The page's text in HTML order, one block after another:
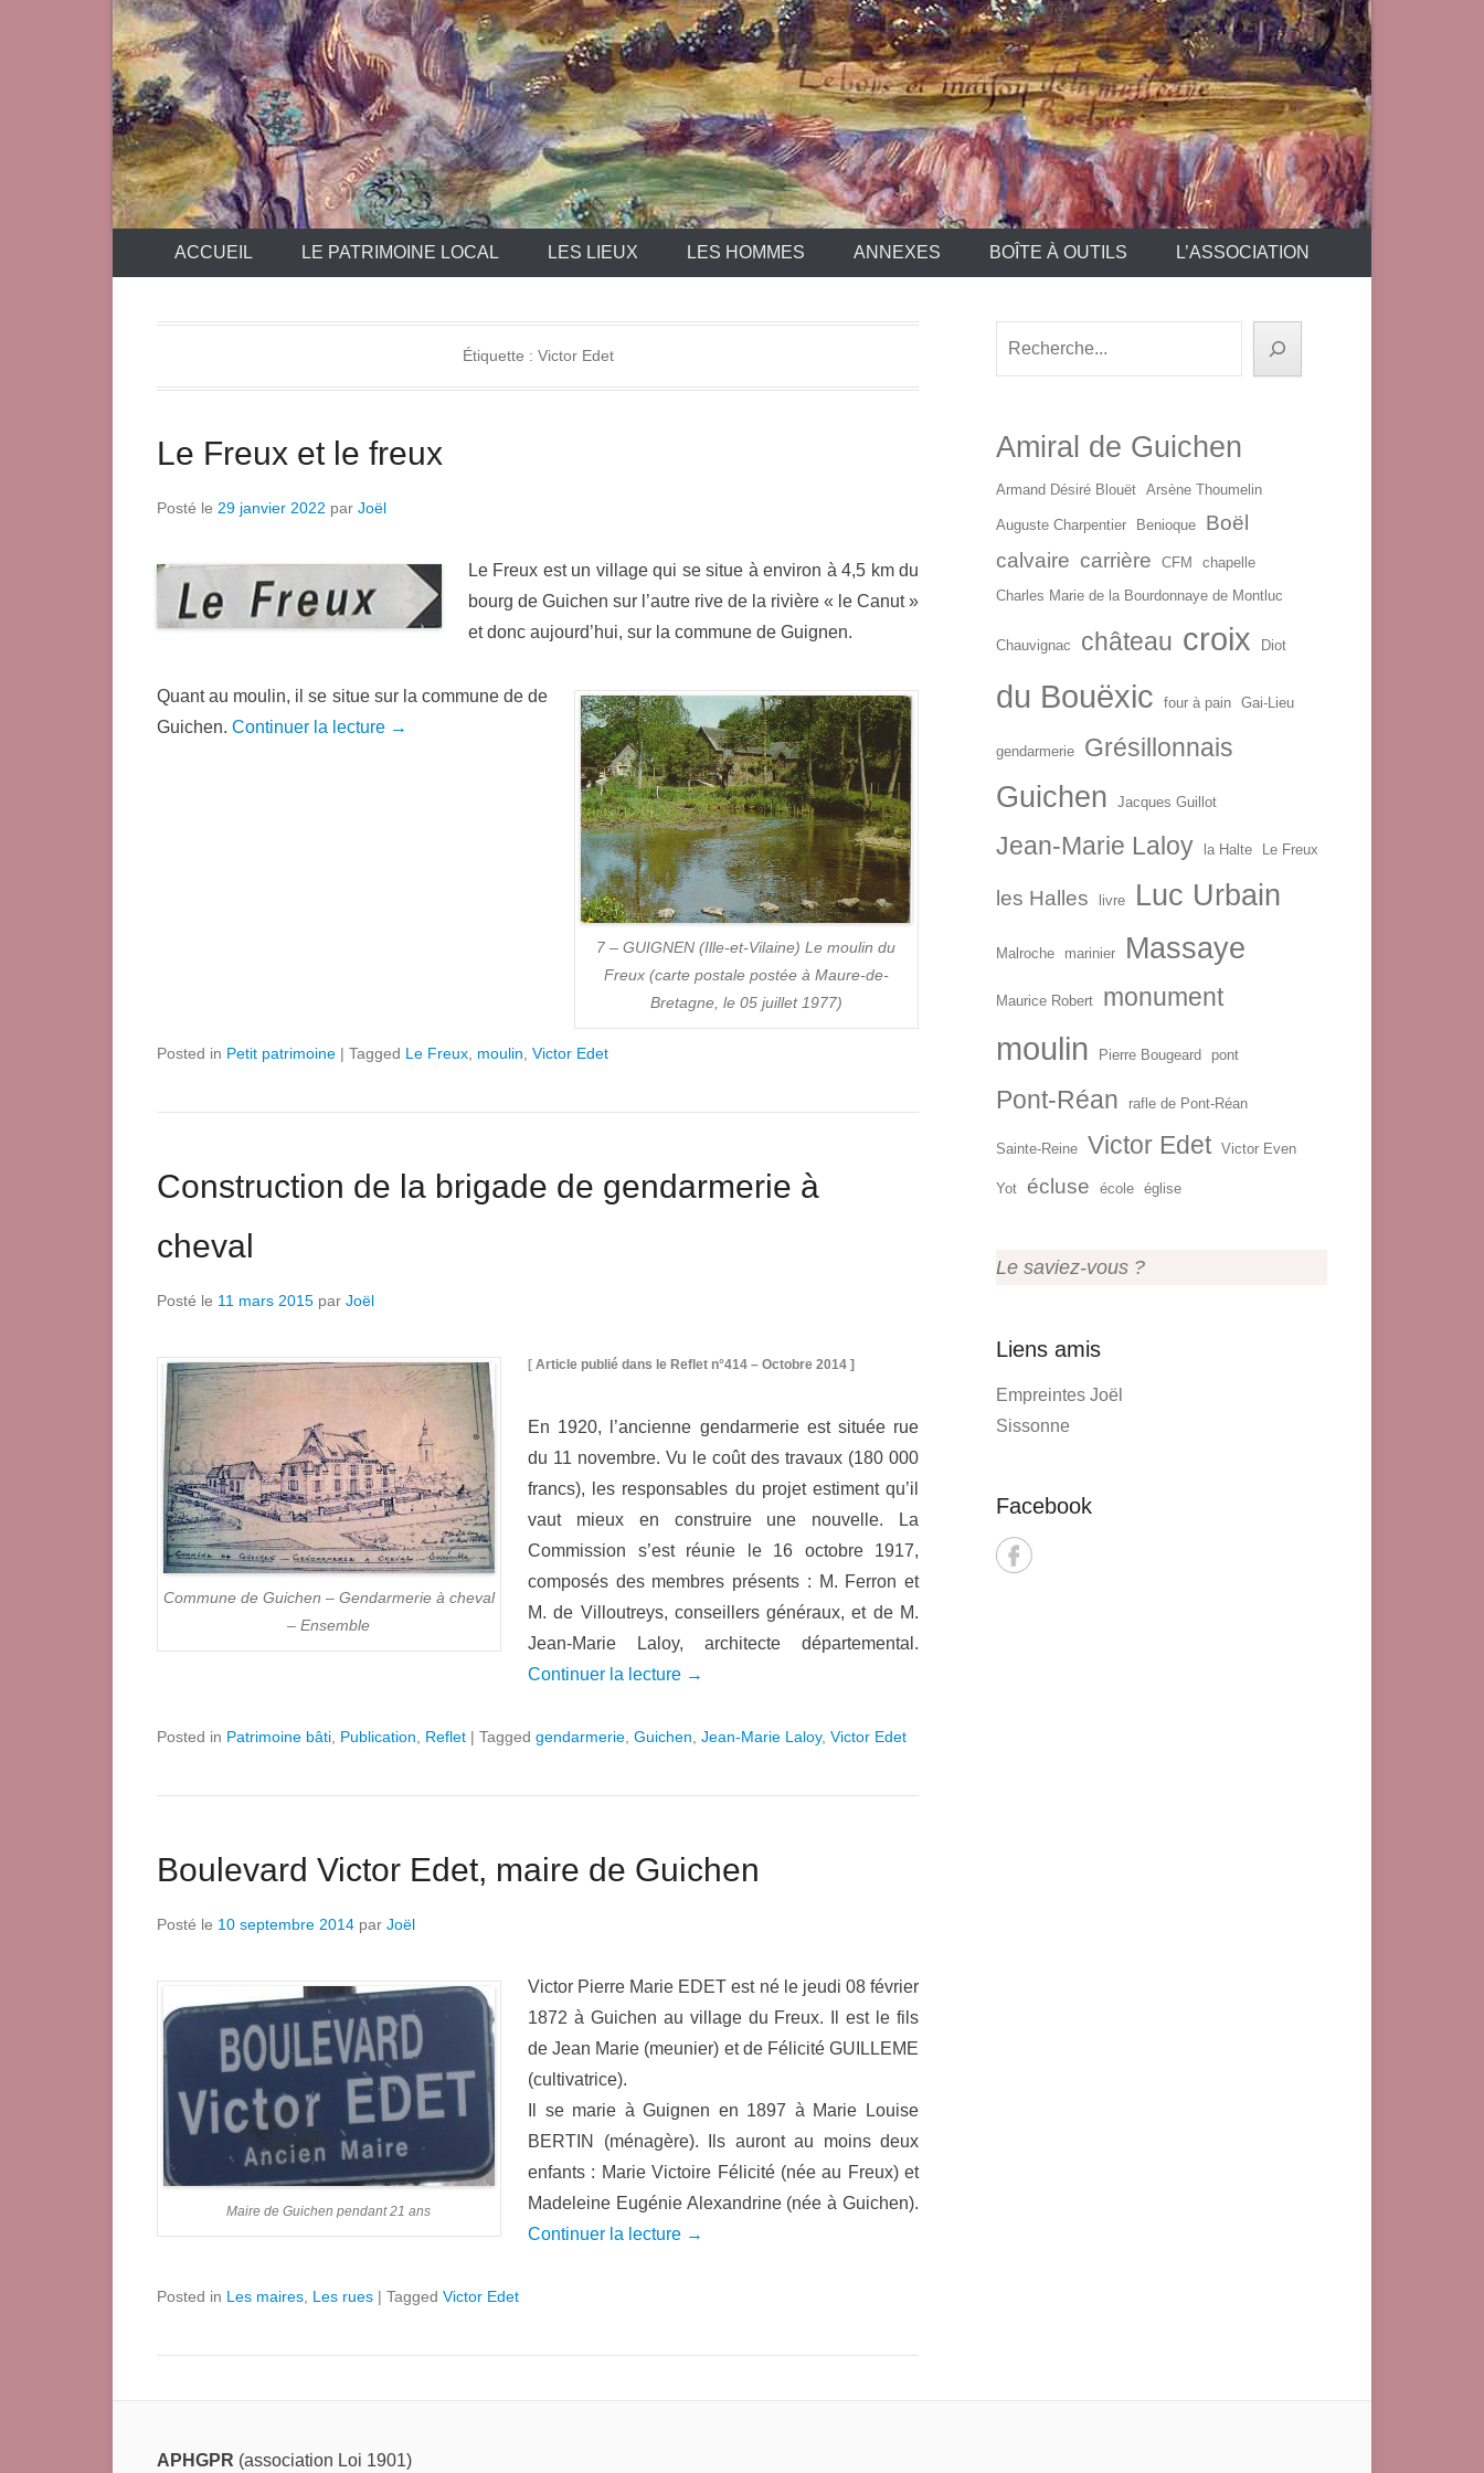
ACCUEIL LE PATRIMOINE LOCAL LES LIEUX LES HOMMES ANNEXES BOÎTE À OUTILS L’ASSOCIATION
Étiquette : Victor Edet
Le Freux et le freux
Posté le 29 janvier 2022 par Joël
Le Freux est un village qui se situe à environ à 4,5 km du
bourg de Guichen sur l’autre rive de la rivière « le Canut »
et donc aujourd’hui, sur la commune de Guignen.
7 – GUIGNEN (Ille-et-Vilaine) Le moulin du
Freux (carte postale postée à Maure-de-
Bretagne, le 05 juillet 1977)
Quant au moulin, il se situe sur la commune de de
Guichen. Continuer la lecture →
Posted in Petit patrimoine | Tagged Le Freux moulin Victor Edet
Construction de la brigade de gendarmerie à
cheval
Posté le 11 mars 2015 par Joël
Commune de Guichen – Gendarmerie à cheval
– Ensemble
[ Article publié dans le Reflet n°414 – Octobre 2014 ]
En 1920, l’ancienne gendarmerie est située rue
du 11 novembre. Vu le coût des travaux (180 000
francs), les responsables du projet estiment qu’il
vaut mieux en construire une nouvelle. La
Commission s’est réunie le 16 octobre 1917,
composés des membres présents : M. Ferron et
M. de Villoutreys, conseillers généraux, et de M.
Jean-Marie Laloy, architecte départemental.
Continuer la lecture →
Posted in Patrimoine bâti Publication Reflet | Tagged gendarmerie Guichen Jean-Marie Laloy, Victor Edet
Boulevard Victor Edet, maire de Guichen
Posté le 10 septembre 2014 par Joël
Maire de Guichen pendant 21 ans
Victor Pierre Marie EDET est né le jeudi 08 février
1872 à Guichen au village du Freux. Il est le fils
de Jean Marie (meunier) et de Félicité GUILLEME
(cultivatrice).
Il se marie à Guignen en 1897 à Marie Louise
BERTIN (ménagère). Ils auront au moins deux
enfants : Marie Victoire Félicité (née au Freux) et
Madeleine Eugénie Alexandrine (née à Guichen).
Continuer la lecture →
Posted in Les maires Les rues | Tagged Victor Edet
Amiral de Guichen
Armand Désiré Blouët Arsène Thoumelin
Auguste Charpentier Benioque
Boël
calvaire carrière CFM
chapelle
Charles Marie de la Bourdonnaye de Montluc
Chauvignac château croix Diot
du Bouëxic four à pain Gai-Lieu
gendarmerie Grésillonnais
Guichen Jacques Guillot
Jean-Marie Laloy la Halte Le Freux
les Halles livre Luc Urbain
Malroche marinier Massaye
Maurice Robert monument
moulin Pierre Bougeard pont
Pont-Réan rafle de Pont-Réan
Sainte-Reine Victor Edet Victor Even
Yot écluse école église
Le saviez-vous ?
Liens amis
Empreintes Joël
Sissonne
Facebook
APHGPR (association Loi 1901)